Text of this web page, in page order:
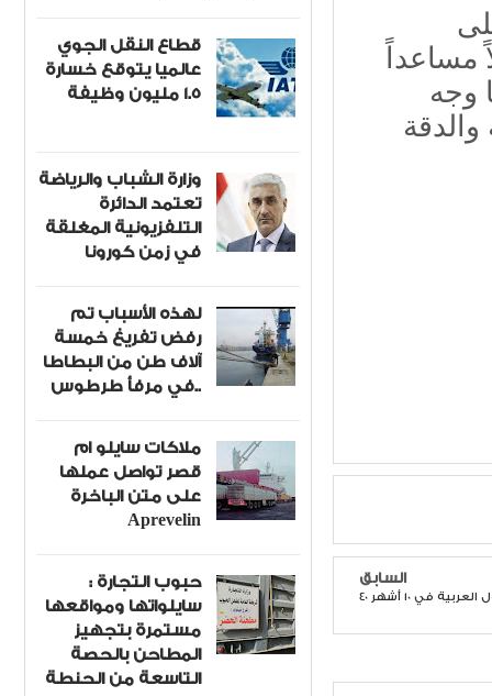
مساعداً
وجه
السابق
في 10 أشهر
قطاع النقل الجوي
عالميا يتوقع خسارة
1.5 مليون وظيفة
وزارة الشباب والرياضة
تعتمد الدائرة
التلفزيونية المغلقة
في زمن كورونا
لهذه الأسباب تم
رفض تفريغ خمسة
آلاف طن من البطاطا
في مرفأ طرطوس..
ملاكات سايلو ام
قصر تواصل عملها
على متن الباخرة
Aprevelin
حبوب التجارة :
سايلواتها ومواقعها
مستمرة بتجهيز
المطاحن بالحصة
التاسعة من الحنطة